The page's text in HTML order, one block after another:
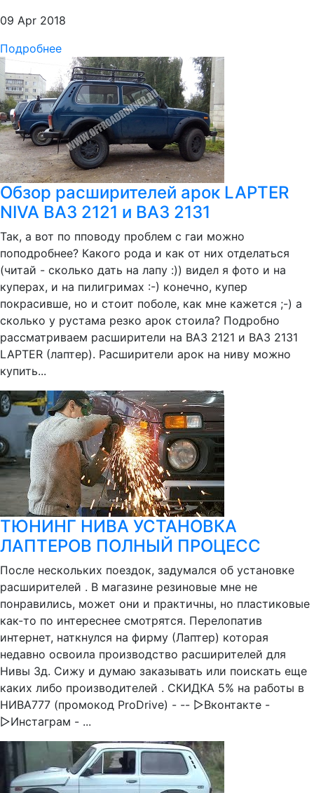
09 Apr 2018
Подробнее
Обзор расширителей арок LAPTER
NIVA ВАЗ 2121 и ВАЗ 2131
Так, а вот по пповоду проблем с гаи можно
поподробнее? Какого рода и как от них отделаться
(читай - сколько дать на лапу :)) видел я фото и на
куперах, и на пилигримах :-) конечно, купер
покрасивше, но и стоит поболе, как мне кажется ;-) а
сколько у рустама резко арок стоила? Подробно
рассматриваем расширители на ВАЗ 2121 и ВАЗ 2131
LAPTER (лаптер). Расширители арок на ниву можно
купить...
ТЮНИНГ НИВА УСТАНОВКА
ЛАПТЕРОВ ПОЛНЫЙ ПРОЦЕСС
После нескольких поездок, задумался об установке
расширителей . В магазине резиновые мне не
понравились, может они и практичны, но пластиковые
как-то по интереснее смотрятся. Перелопатив
интернет, наткнулся на фирму (Лаптер) которая
недавно освоила производство расширителей для
Нивы 3д. Сижу и думаю заказывать или поискать еще
каких либо производителей . СКИДКА 5% на работы в
НИВА777 (промокод ProDrive) - -- ▻Вконтакте -
▻Инстаграм - ...